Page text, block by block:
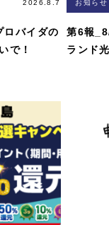
2026.8.7
ロバイダの
で！
お知らせ
第6報
ランド